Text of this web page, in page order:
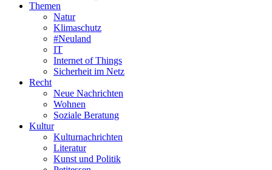
Themen
Natur
Klimaschutz
#Neuland
IT
Internet of Things
Sicherheit im Netz
Recht
Neue Nachrichten
Wohnen
Soziale Beratung
Kultur
Kulturnachrichten
Literatur
Kunst und Politik